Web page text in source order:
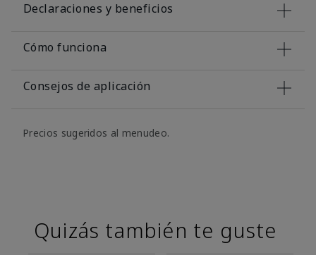
Declaraciones y beneficios
Cómo funciona
Consejos de aplicación
Precios sugeridos al menudeo.
Quizás también te guste